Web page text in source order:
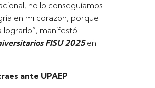
no lo conseguíamos
en mi corazón, porque
manifestó
FISU 2025en
ante UPAEP